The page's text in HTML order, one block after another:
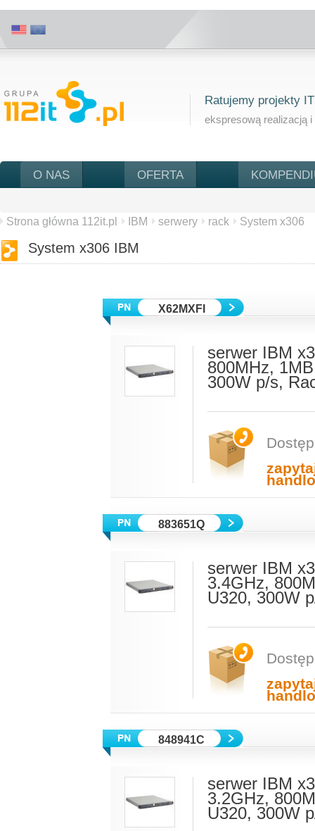
Ratujemy projekty IT
ekspresową realizacją i
O NAS OFERTA
Strona główna 112it.pl IBM serwery rack System x306
System x306 IBM
X62MXFI
serwer IBM
800MHz,
300W p/s,
883651Q
serwer IBM
3.4GHz,
U320, 300W
848941C
serwer IBM
3.2GHz,
U320, 300W